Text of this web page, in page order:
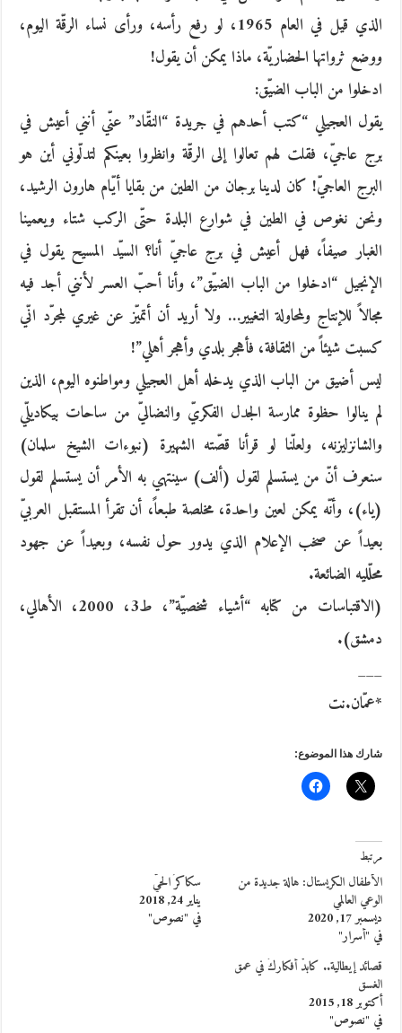
الذي قيل في العام 1965، لو رفع رأسه، ورأى نساء الرقّة اليوم،
ووضع ثرواتها الحضاريّة، ماذا يمكن أن يقول!
ادخلوا من الباب الضيّق:
يقول العجيلي “كتب أحدهم في جريدة “النقّاد” عنّي أنني أعيش في
برج عاجيّ، فقلت لهم تعالوا إلى الرقّة وانظروا بعينكم لتدلّوني أين هو
البرج العاجيّ! كان لدينا برجان من الطين من بقايا أيّام هارون الرشيد،
ونحن نغوص في الطين في شوارع البلدة حتّى الركب شتاء ويعمينا
الغبار صيفاً، فهل أعيش في برج عاجيّ أنا؟ السيّد المسيح يقول في
الإنجيل “ادخلوا من الباب الضيّق”، وأنا أحبّ العسر لأنني أجد فيه
مجالاً للإنتاج ولمحاولة التغيير… ولا أريد أن أتميّز عن غيري لمجرّد انّي
كسبت شيئاً من الثقافة، فأهجر بلدي وأهجر أهلي”!
ليس أضيق من الباب الذي يدخله أهل العجيلي ومواطنوه اليوم، الذين
لم ينالوا حظوة ممارسة الجدل الفكريّ والنضاليّ من ساحات بيكاديلّي
والشانزليزنه، ولعلّنا لو قرأنا قصّته الشهيرة (نبوءات الشيخ سلمان)
سنعرف أنّ من يستسلم لقول (ألف) سينتهي به الأمر أن يستسلم لقول
(ياء)، وأنّه يمكن لعين واحدة، مخلصة طبعاً، أن تقرأ المستقبل العربيّ
بعيداً عن صخب الإعلام الذي يدور حول نفسه، وبعيداً عن جهود
محلّليه الضائعة.
(الاقتباسات من كتابه “أشياء شخصيّة”، ط3، 2000، الأهالي،
دمشق).
___
*عمّان.نت
شارك هذا الموضوع:
مرتبط
الأطفال الكريستال: هالة جديدة من
الوعي العالمي
ديسمبر 17, 2020
في "أسرار"
سكاكرُ الحيِّ
يناير 24, 2018
في "نصوص"
قصائد إيطالية.. كابدْ أفكاركَ في عمق
الغسق
أكتوبر 18, 2015
في "نصوص"